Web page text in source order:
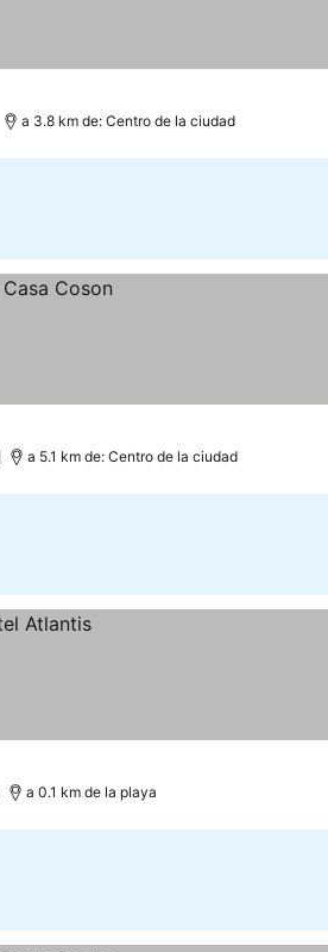
a 3.8 km de: Centro de la ciudad
a 5.1 km de: Centro de la ciudad
a 0.1 km de la playa